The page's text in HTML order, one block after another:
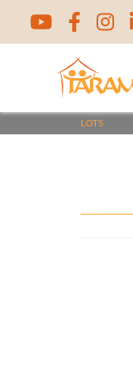
content
LOTS